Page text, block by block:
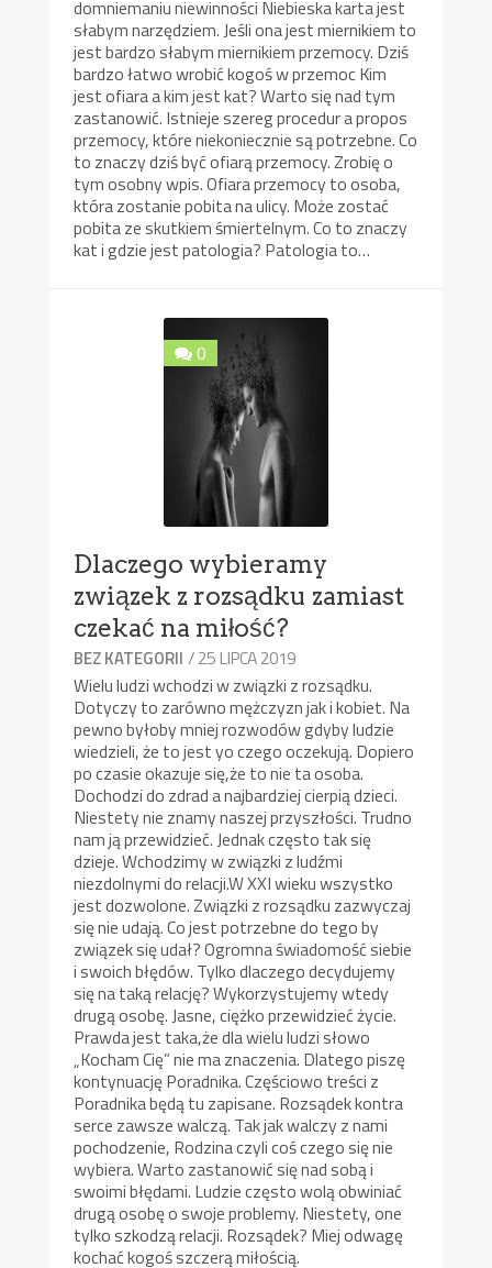
domniemaniu niewinności Niebieska karta jest
słabym narzędziem. Jeśli ona jest miernikiem to
jest bardzo słabym miernikiem przemocy. Dziś
bardzo łatwo wrobić kogoś w przemoc Kim
jest ofiara a kim jest kat? Warto się nad tym
zastanowić. Istnieje szereg procedur a propos
przemocy, które niekoniecznie są potrzebne. Co
to znaczy dziś być ofiarą przemocy. Zrobię o
tym osobny wpis. Ofiara przemocy to osoba,
która zostanie pobita na ulicy. Może zostać
pobita ze skutkiem śmiertelnym. Co to znaczy
kat i gdzie jest patologia? Patologia to…
0
Dlaczego wybieramy
związek z rozsądku zamiast
czekać na miłość?
BEZ KATEGORII / 25 LIPCA 2019
Wielu ludzi wchodzi w związki z rozsądku.
Dotyczy to zarówno mężczyzn jak i kobiet. Na
pewno byłoby mniej rozwodów gdyby ludzie
wiedzieli, że to jest yo czego oczekują. Dopiero
po czasie okazuje się,że to nie ta osoba.
Dochodzi do zdrad a najbardziej cierpią dzieci.
Niestety nie znamy naszej przyszłości. Trudno
nam ją przewidzieć. Jednak często tak się
dzieje. Wchodzimy w związki z ludźmi
niezdolnymi do relacji.W XXI wieku wszystko
jest dozwolone. Związki z rozsądku zazwyczaj
się nie udają. Co jest potrzebne do tego by
związek się udał? Ogromna świadomość siebie
i swoich błędów. Tylko dlaczego decydujemy
się na taką relację? Wykorzystujemy wtedy
drugą osobę. Jasne, ciężko przewidzieć życie.
Prawda jest taka,że dla wielu ludzi słowo
„Kocham Cię” nie ma znaczenia. Dlatego piszę
kontynuację Poradnika. Częściowo treści z
Poradnika będą tu zapisane. Rozsądek kontra
serce zawsze walczą. Tak jak walczy z nami
pochodzenie, Rodzina czyli coś czego się nie
wybiera. Warto zastanowić się nad sobą i
swoimi błędami. Ludzie często wolą obwiniać
drugą osobę o swoje problemy. Niestety, one
tylko szkodzą relacji. Rozsądek? Miej odwagę
kochać kogoś szczerą miłością.